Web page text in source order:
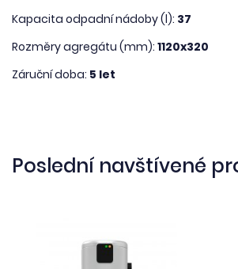
Kapacita odpadní nádoby (l): 37
Rozměry agregátu (mm): 1120x320
Záruční doba: 5 let
Poslední navštívené